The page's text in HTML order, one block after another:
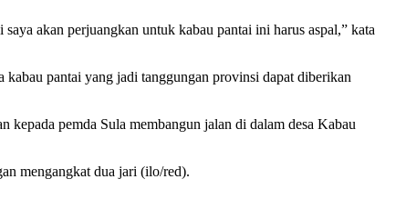
akan perjuangkan untuk kabau pantai ini harus aspal,” kata
pantai yang jadi tanggungan provinsi dapat diberikan
kepada pemda Sula membangun jalan di dalam desa Kabau
mengangkat dua jari (ilo/red).